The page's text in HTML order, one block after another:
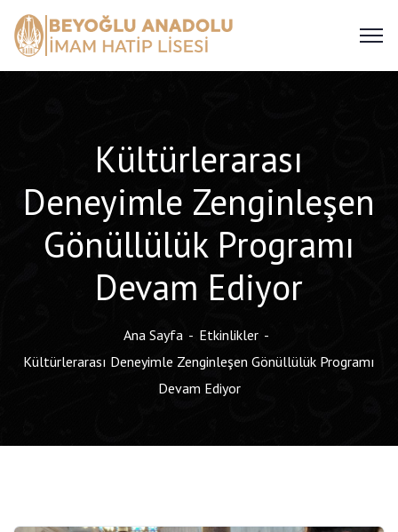
Kültürlerarası
Deneyimle Zenginleşen
Gönüllülük Programı
Devam Ediyor
Ana Sayfa
Etkinlikler
Kültürlerarası Deneyimle Zenginleşen Gönüllülük Programı
Devam Ediyor